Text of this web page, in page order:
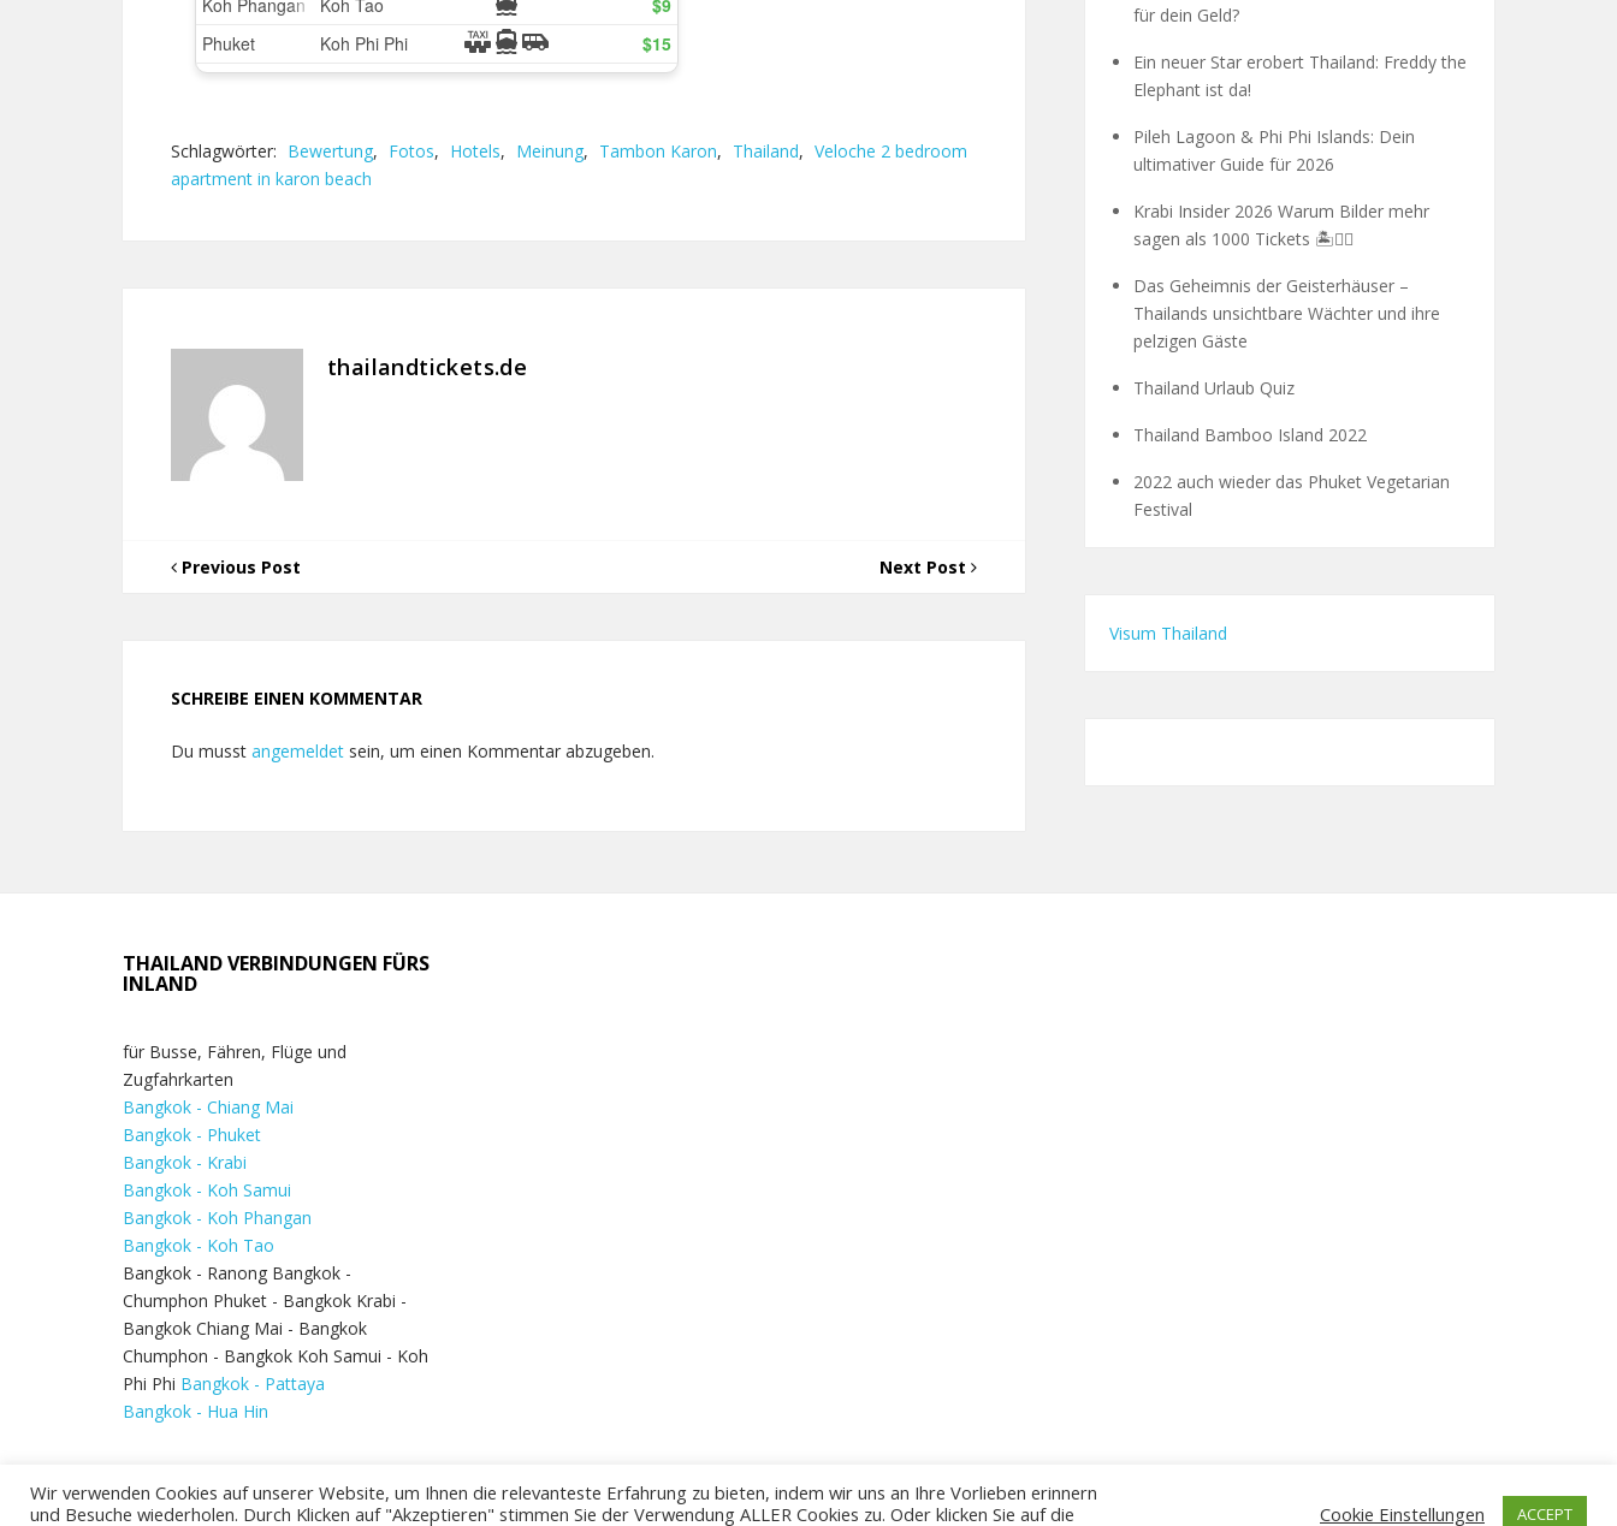
Schlagwörter: Bewertung, Fotos, Hotels, Meinung, Tambon Karon, Thailand, Veloche 2 bedroom
apartment in karon beach
thailandtickets.de
Previous Post Next Post
SCHREIBE EINEN KOMMENTAR
Du musst angemeldet sein, um einen Kommentar abzugeben.
für dein Geld?
Ein neuer Star erobert Thailand: Freddy the
Elephant ist da!
Pileh Lagoon & Phi Phi Islands: Dein
ultimativer Guide für 2026
Krabi Insider 2026 Warum Bilder mehr
sagen als 1000 Tickets 🏝️🧗‍♂️
Das Geheimnis der Geisterhäuser –
Thailands unsichtbare Wächter und ihre
pelzigen Gäste
Thailand Urlaub Quiz
Thailand Bamboo Island 2022
2022 auch wieder das Phuket Vegetarian
Festival
Visum Thailand
THAILAND VERBINDUNGEN FÜRS
INLAND
für Busse, Fähren, Flüge und
Zugfahrkarten
Bangkok - Chiang Mai
Bangkok - Phuket
Bangkok - Krabi
Bangkok - Koh Samui
Bangkok - Koh Phangan
Bangkok - Koh Tao
Bangkok - Ranong Bangkok -
Chumphon Phuket - Bangkok Krabi -
Bangkok Chiang Mai - Bangkok
Chumphon - Bangkok Koh Samui - Koh
Phi Phi Bangkok - Pattaya
Bangkok - Hua Hin
Wir verwenden Cookies auf unserer Website, um Ihnen die relevanteste Erfahrung zu bieten, indem wir uns an Ihre Vorlieben erinnern
und Besuche wiederholen. Durch Klicken auf "Akzeptieren" stimmen Sie der Verwendung ALLER Cookies zu. Oder klicken Sie auf die
Cookie Einstellungen ACCEPT